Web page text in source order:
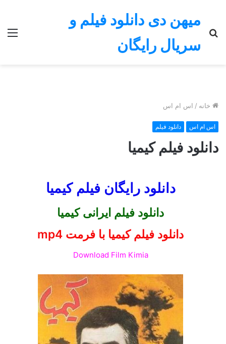
میهن دی دانلود فیلم و
سریال رایگان
جستجو
برای
خانه / اس ام اس
اس ام اس دانلود فیلم
دانلود فیلم کیمیا
دانلود رایگان فیلم کیمیا
دانلود فیلم ایرانی کیمیا
دانلود فیلم کیمیا با فرمت mp4
Download Film Kimia